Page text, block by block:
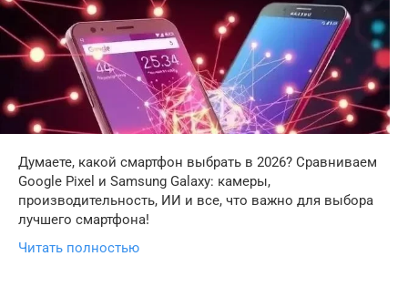
Думаете, какой смартфон выбрать в 2026? Сравниваем
Google Pixel и Samsung Galaxy: камеры,
производительность, ИИ и все, что важно для выбора
лучшего смартфона!
Читать полностью